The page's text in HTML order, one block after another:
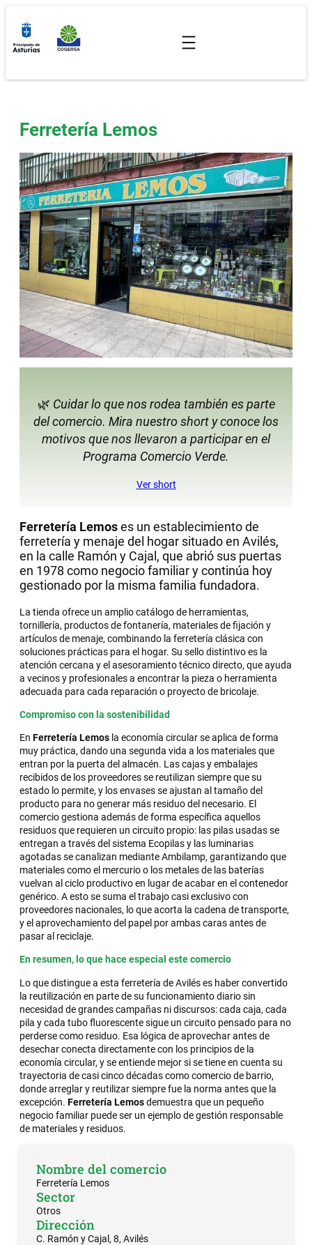
contenido
Ferretería Lemos
🌿 Cuidar lo que nos rodea también es parte
del comercio. Mira nuestro short y conoce los
motivos que nos llevaron a participar en el
Programa Comercio Verde.
Ver short
Ferretería Lemoses un establecimiento de
ferretería y menaje del hogar situado en Avilés,
en la calle Ramón y Cajal, que abrió sus puertas
en 1978 como negocio familiar y continúa hoy
gestionado por la misma familia fundadora.
La tienda ofrece un amplio catálogo de herramientas,
tornillería, productos de fontanería, materiales de fijación y
artículos de menaje, combinando la ferretería clásica con
soluciones prácticas para el hogar. Su sello distintivo es la
atención cercana y el asesoramiento técnico directo, que ayuda
a vecinos y profesionales a encontrar la pieza o herramienta
adecuada para cada reparación o proyecto de bricolaje.
Compromiso con la sostenibilidad
En Ferretería Lemos la economía circular se aplica de forma
muy práctica, dando una segunda vida a los materiales que
entran por la puerta del almacén. Las cajas y embalajes
recibidos de los proveedores se reutilizan siempre que su
estado lo permite, y los envases se ajustan al tamaño del
producto para no generar más residuo del necesario. El
comercio gestiona además de forma específica aquellos
residuos que requieren un circuito propio: las pilas usadas se
entregan a través del sistema Ecopilas y las luminarias
agotadas se canalizan mediante Ambilamp, garantizando que
materiales como el mercurio o los metales de las baterías
vuelvan al ciclo productivo en lugar de acabar en el contenedor
genérico. A esto se suma el trabajo casi exclusivo con
proveedores nacionales, lo que acorta la cadena de transporte,
y el aprovechamiento del papel por ambas caras antes de
pasar al reciclaje.
En resumen, lo que hace especial este comercio
Lo que distingue a esta ferretería de Avilés es haber convertido
la reutilización en parte de su funcionamiento diario sin
necesidad de grandes campañas ni discursos: cada caja, cada
pila y cada tubo fluorescente sigue un circuito pensado para no
perderse como residuo. Esa lógica de aprovechar antes de
desechar conecta directamente con los principios de la
economía circular, y se entiende mejor si se tiene en cuenta su
trayectoria de casi cinco décadas como comercio de barrio,
donde arreglar y reutilizar siempre fue la norma antes que la
excepción. Ferretería Lemosdemuestra que un pequeño
negocio familiar puede ser un ejemplo de gestión responsable
de materiales y residuos.
Nombre del comercio
Ferretería Lemos
Sector
Otros
Dirección
C. Ramón y Cajal, 8, Avilés